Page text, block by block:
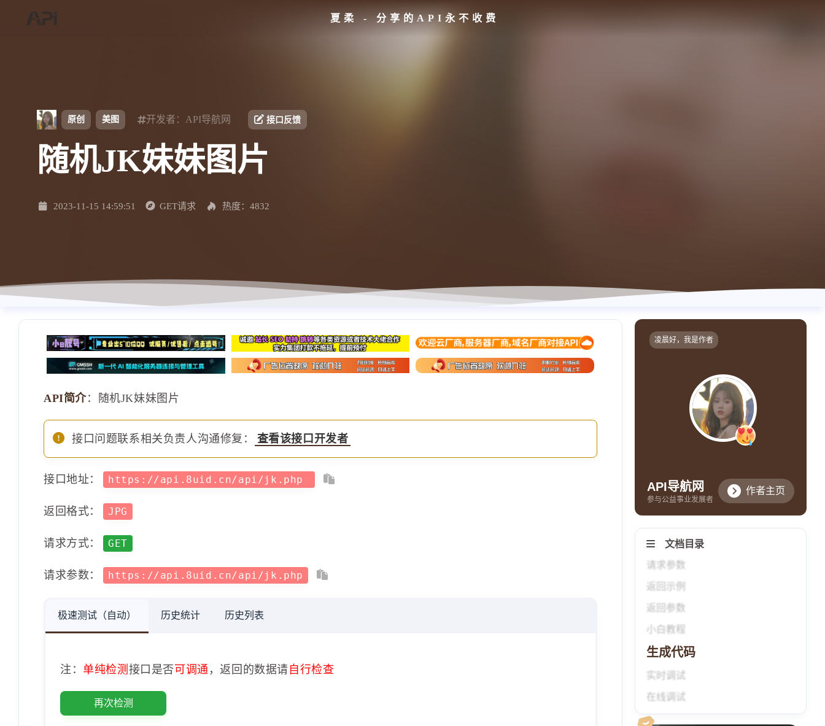
夏柔 - 分享的API永不收费
原创 美图 开发者：API导航网 接口反馈
随机JK妹妹图片
2023-11-15 14:59:51 GET请求 热度：4832
API简介：随机JK妹妹图片
接口问题联系相关负责人沟通修复： 查看该接口开发者
接口地址： https://api.8uid.cn/api/jk.php
返回格式： JPG
请求方式： GET
请求参数： https://api.8uid.cn/api/jk.php
极速测试（自动） 历史统计 历史列表
注： 单纯检测 接口是否可调通 ，返回的数据请 自行检查
再次检测
凌晨好，我是作者
作者主页
API导航网
参与公益事业发展者
文档目录
请求参数
返回示例
返回参数
小白教程
生成代码
实时调试
在线调试